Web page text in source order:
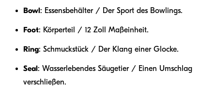
Bowl: Essensbehälter / Der Sport des Bowlings.
Foot: Körperteil / 12 Zoll Maßeinheit.
Ring: Schmuckstück / Der Klang einer Glocke.
Seal: Wasserlebendes Säugetier / Einen Umschlag
verschließen.